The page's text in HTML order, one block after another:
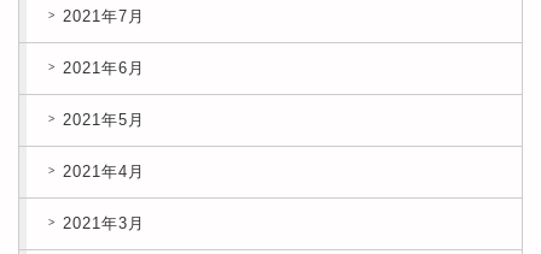
2021年7月
2021年6月
2021年5月
2021年4月
2021年3月